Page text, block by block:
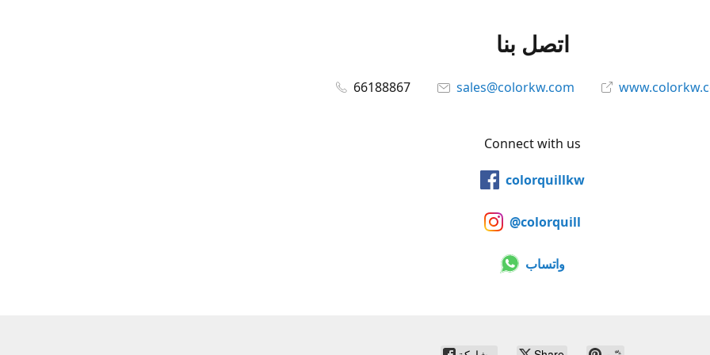
اتصل بنا
66188867 sales@colorkw.com
Connect with us
colorquillkw
@colorquill
واتساب